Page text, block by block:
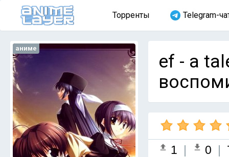
Торренты Telegram-
аниме
ef - a
1 | 0 |